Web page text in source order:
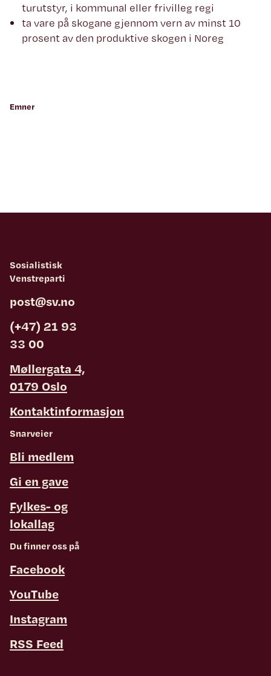
turutstyr, i kommunal eller frivilleg regi
ta vare på skogane gjennom vern av minst 10
prosent av den produktive skogen i Noreg
Emner
Sosialistisk
Venstreparti
post@sv.no
(+47) 21 93
33 00
Møllergata 4,
0179 Oslo
Kontaktinformasjon
Snarveier
Bli medlem
Gi en gave
Fylkes- og
lokallag
Du finner oss på
Facebook
YouTube
Instagram
RSS Feed